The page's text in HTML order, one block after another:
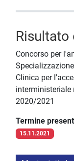
Risultato
Concorso per
Clinica per
interministeriale
2020/2021
Termine
15.11.2021